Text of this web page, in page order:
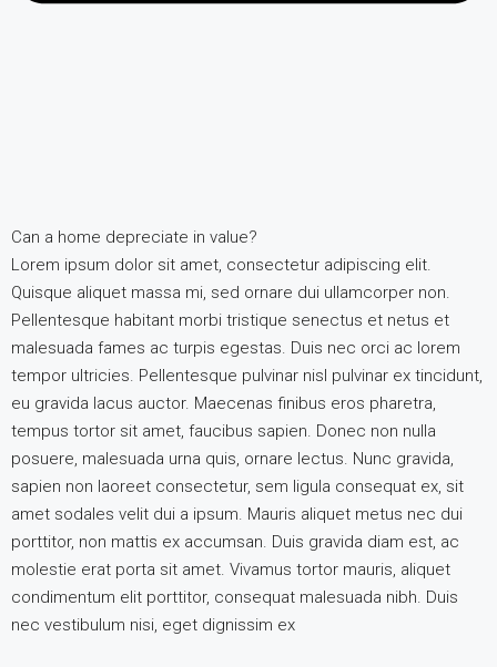
Can a home depreciate in value?
Lorem ipsum dolor sit amet, consectetur adipiscing elit.
Quisque aliquet massa mi, sed ornare dui ullamcorper non.
Pellentesque habitant morbi tristique senectus et netus et
malesuada fames ac turpis egestas. Duis nec orci ac lorem
tempor ultricies. Pellentesque pulvinar nisl pulvinar ex tincidunt,
eu gravida lacus auctor. Maecenas finibus eros pharetra,
tempus tortor sit amet, faucibus sapien. Donec non nulla
posuere, malesuada urna quis, ornare lectus. Nunc gravida,
sapien non laoreet consectetur, sem ligula consequat ex, sit
amet sodales velit dui a ipsum. Mauris aliquet metus nec dui
porttitor, non mattis ex accumsan. Duis gravida diam est, ac
molestie erat porta sit amet. Vivamus tortor mauris, aliquet
condimentum elit porttitor, consequat malesuada nibh. Duis
nec vestibulum nisi, eget dignissim ex